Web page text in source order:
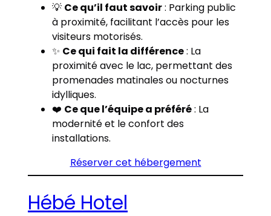
💡 Ce qu’il faut savoir: Parking public
à proximité, facilitant l’accès pour les
visiteurs motorisés.
✨ Ce qui fait la différence: La
proximité avec le lac, permettant des
promenades matinales ou nocturnes
idylliques.
❤️ Ce que l’équipe a préféré: La
modernité et le confort des
installations.
Réserver cet hébergement
Hébé Hotel